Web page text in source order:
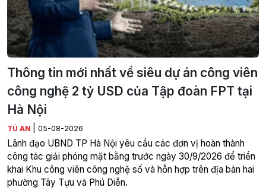
Thông tin mới nhất về siêu dự án công viên
công nghệ 2 tỷ USD của Tập đoàn FPT tại
Hà Nội
TÚ AN 05-08-2026
Lãnh đạo UBND TP Hà Nội yêu cầu các đơn vị hoàn thành
công tác giải phóng mặt bằng trước ngày 30/9/2026 để triển
khai Khu công viên công nghệ số và hỗn hợp trên địa bàn hai
phường Tây Tựu và Phú Diễn.